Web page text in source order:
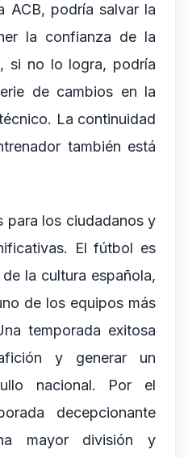
ACB, podría salvar la
la confianza de la
si no lo logra, podría
de cambios en la
La continuidad
también está
para los ciudadanos y
El fútbol es
la cultura española,
de los equipos más
temporada exitosa
y generar un
nacional. Por el
decepcionante
mayor división y